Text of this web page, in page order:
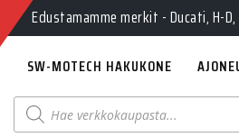
Edustamamme merkit - Ducati, H-
SW-MOTECH HAKUKONE
Products
search